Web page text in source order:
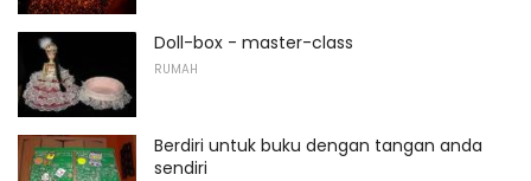
Doll-box - master-class
RUMAH
Berdiri untuk buku dengan tangan anda
sendiri